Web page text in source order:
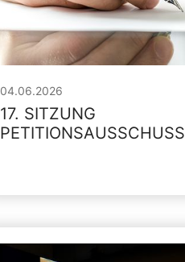
04.06.2026
17. SITZUNG
PETITIONSAUSSCHUSS